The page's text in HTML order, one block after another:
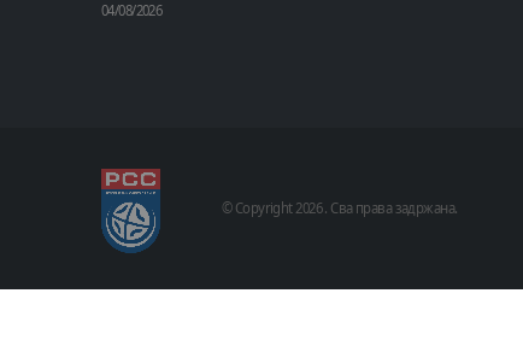
04/08/2026
© Copyright 2026 . Сва права задржана.